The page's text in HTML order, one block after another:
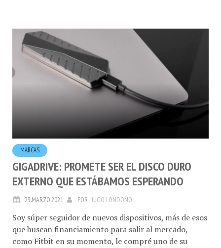
MARCAS
GIGADRIVE: PROMETE SER EL DISCO DURO
EXTERNO QUE ESTÁBAMOS ESPERANDO
23.MARZO.2021
Soy súper seguidor de nuevos dispositivos, más de esos
que buscan financiamiento para salir al mercado,
como Fitbit en su momento, le compré uno de su
relojes, Google compró Fitbit y bueno imaginen.